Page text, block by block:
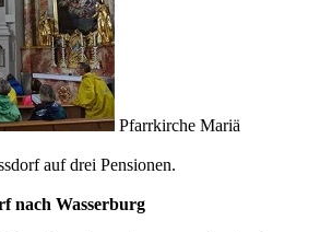
Pfarrkirche Mariä
auf drei Pensionen.
nach Wasserburg